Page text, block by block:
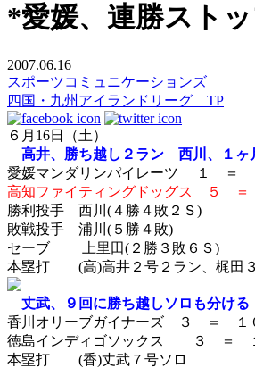
*愛媛、連勝スト
2007.06.16
スポーツコミュニケーションズ
四国・九州アイランドリーグ TP
６月16日（土）
高井、勝ち越し２ラン 西川、１ヶ
愛媛マンダリンパイレーツ １ ＝
高知ファイティングドッグス ５ ＝
勝利投手 西川(４勝４敗２Ｓ)
敗戦投手 浦川(５勝４敗)
セーブ 上里田(２勝３敗６Ｓ)
本塁打 (高)高井２号２ラン、梶田
丈武、９回に勝ち越しソロも分ける
香川オリーブガイナーズ ３ ＝ １０
徳島インディゴソックス ３ ＝ １
本塁打 (香)丈武７号ソロ